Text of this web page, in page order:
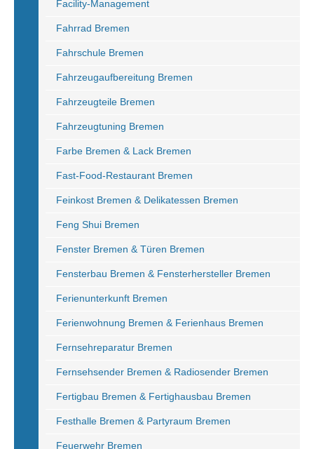
Facility-Management
Fahrrad Bremen
Fahrschule Bremen
Fahrzeugaufbereitung Bremen
Fahrzeugteile Bremen
Fahrzeugtuning Bremen
Farbe Bremen & Lack Bremen
Fast-Food-Restaurant Bremen
Feinkost Bremen & Delikatessen Bremen
Feng Shui Bremen
Fenster Bremen & Türen Bremen
Fensterbau Bremen & Fensterhersteller Bremen
Ferienunterkunft Bremen
Ferienwohnung Bremen & Ferienhaus Bremen
Fernsehreparatur Bremen
Fernsehsender Bremen & Radiosender Bremen
Fertigbau Bremen & Fertighausbau Bremen
Festhalle Bremen & Partyraum Bremen
Feuerwehr Bremen